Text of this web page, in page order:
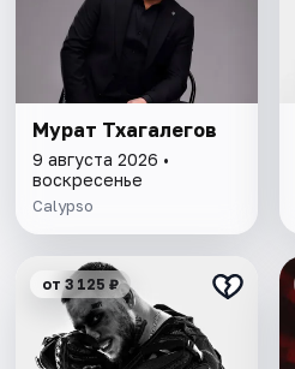
Мурат Тхагалегов
9 августа 2026 •
воскресенье
Calypso
от 3 125 ₽